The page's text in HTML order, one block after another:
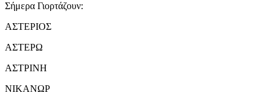
Σήμερα Γιορτάζουν:
ΑΣΤΕΡΙΟΣ
ΑΣΤΕΡΩ
ΑΣΤΡΙΝΗ
ΝΙΚΑΝΩΡ